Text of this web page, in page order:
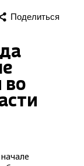
Поделиться
во